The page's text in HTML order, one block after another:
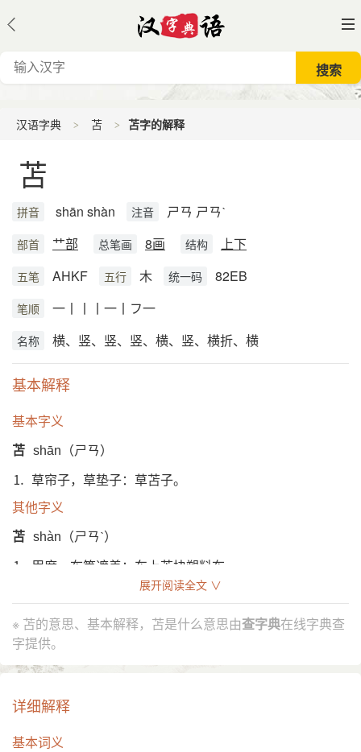
汉语字典 苫 苫字的解释
苫
拼音 shān shàn 注音 ㄕㄢ ㄕㄢˋ
部首 艹部 总笔画 8画 结构 上下
五笔 AHKF 五行 木 统一码 82EB
笔顺 一丨丨丨一丨フ一
名称 横、竖、竖、竖、横、竖、横折、横
基本解释
基本字义
苫 shān（ㄕㄢ）
⒈ 草帘子，草垫子：草苫子。
其他字义
苫 shàn（ㄕㄢˋ）
⒈ 用席、布等遮盖：车上苫块塑料布。
葠
造字法
形声：从艹、占声
English
rush or straw matting
展开阅读全文 ∨
※ 苫的意思、基本解释，苫是什么意思由查字典在线字典查
字提供。
详细解释
基本词义